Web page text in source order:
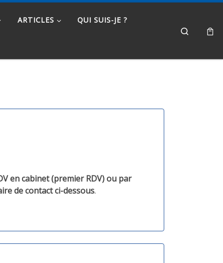
ARTICLES QUI SUIS-JE ?
Search
en cabinet (premier RDV) ou par
de contact ci-dessous.